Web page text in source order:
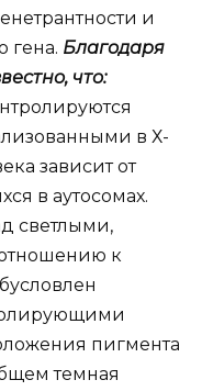
и
гена. Благодаря
что:
в Х-
зависит от
в аутосомах.
светлыми,
к
пигмента
темная